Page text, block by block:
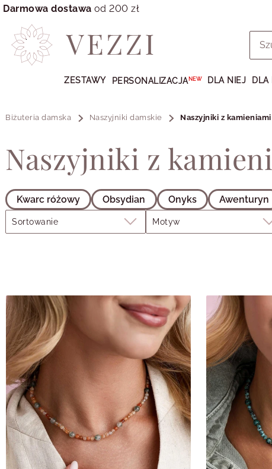
Przejdź
GŁÓWNEJ
PRODUKTÓW
UŻYTKOWNIKA
WYSZUKIWARKI
Darmowa dostawa od 200 zł
ZESTAWY PERSONALIZACJA NEW DLA NIEJ DLA
Biżuteria damska Naszyjniki damskie Naszyjniki z
Naszyjniki z
Kwarc różowy Obsydian Onyks Awenturyn
Sortowanie Filtry
Motyw